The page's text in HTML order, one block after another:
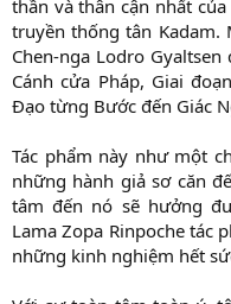
thần và thân cận nhất
truyền thống tân
Chen-nga Lodro
Cánh cửa Pháp, Giai
Đạo từng Bước đến Giác
Tác phẩm này như một
những hành giả sơ căn
tâm đến nó sẽ hưởng
Lama Zopa Rinpoche tác
những kinh nghiệm hết